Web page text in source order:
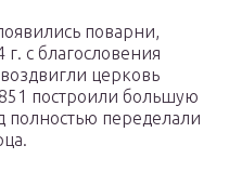
поварни,
с благословения
церковь
построили большую
полностью переделали